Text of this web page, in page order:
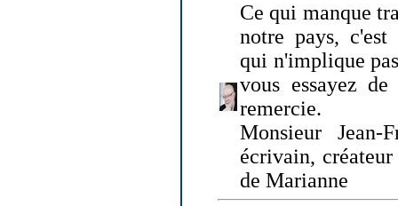
Ce qui manque
notre pays,
qui n'implique
vous essayez
remercie.
Monsieur Jean-
écrivain,
de Marianne